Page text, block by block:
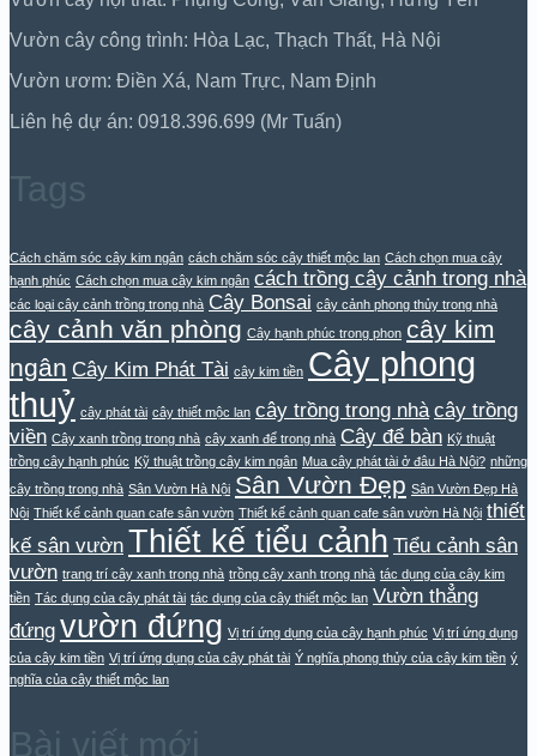
Vườn cây công trình: Hòa Lạc, Thạch Thất, Hà Nội
Vườn ươm: Điền Xá, Nam Trực, Nam Định
Liên hệ dự án: 0918.396.699 (Mr Tuấn)
Tags
Cách chăm sóc cây kim ngân cách chăm sóc cây thiết mộc lan Cách chọn mua cây
hạnh phúc Cách chọn mua cây kim ngân cách trồng cây cảnh trong nhà
các loại cây cảnh trồng trong nhà Cây Bonsai cây cảnh phong thủy trong nhà
cây cảnh văn phòng Cây hạnh phúc trong phon cây kim
ngân Cây Kim Phát Tài cây kim tiền Cây phong
thuỷ cây phát tài cây thiết mộc lan cây trồng trong nhà cây trồng
viền Cây xanh trồng trong nhà cây xanh để trong nhà Cây để bàn Kỹ thuật
trồng cây hạnh phúc Kỹ thuật trồng cây kim ngân Mua cây phát tài ở đâu Hà Nội? những
cây trồng trong nhà Sân Vườn Hà Nội Sân Vườn Đẹp Sân Vườn Đẹp Hà
Nội Thiết kế cảnh quan cafe sân vườn Thiết kế cảnh quan cafe sân vườn Hà Nội thiết
kế sân vườn Thiết kế tiểu cảnh Tiểu cảnh sân
vườn trang trí cây xanh trong nhà trồng cây xanh trong nhà tác dụng của cây kim
tiền Tác dụng của cây phát tài tác dụng của cây thiết mộc lan Vườn thẳng
đứng vườn đứng Vị trí ứng dụng của cây hạnh phúc Vị trí ứng dụng
của cây kim tiền Vị trí ứng dụng của cây phát tài Ý nghĩa phong thủy của cây kim tiền ý
nghĩa của cây thiết mộc lan
Bài viết mới